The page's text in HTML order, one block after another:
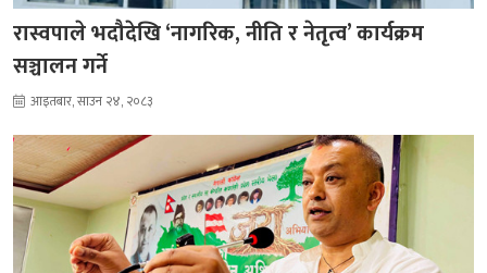
रास्वपाले भदौदेखि ‘नागरिक, नीति र नेतृत्व’ कार्यक्रम
सञ्चालन गर्ने
आइतबार, साउन २४, २०८३